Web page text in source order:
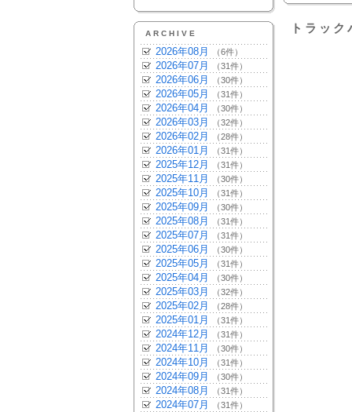
ARCHIVE
2026年08月 （6件）
2026年07月 （31件）
2026年06月 （30件）
2026年05月 （31件）
2026年04月 （30件）
2026年03月 （32件）
2026年02月 （28件）
2026年01月 （31件）
2025年12月 （31件）
2025年11月 （30件）
2025年10月 （31件）
2025年09月 （30件）
2025年08月 （31件）
2025年07月 （31件）
2025年06月 （30件）
2025年05月 （31件）
2025年04月 （30件）
2025年03月 （32件）
2025年02月 （28件）
2025年01月 （31件）
2024年12月 （31件）
2024年11月 （30件）
2024年10月 （31件）
2024年09月 （30件）
2024年08月 （31件）
2024年07月 （31件）
トラッ